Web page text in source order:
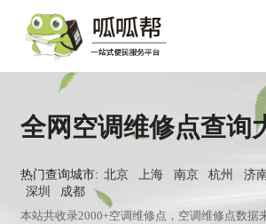
全网空调维修点查询
热门查询城市: 北京 上海 南京 杭州 济
深圳
成都
本站共收录2000+空调维修点，空调维修点数据